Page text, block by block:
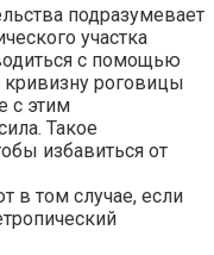
подразумевает
участка
с помощью
кривизну роговицы
с этим
Такое
избавиться от
в том случае, если